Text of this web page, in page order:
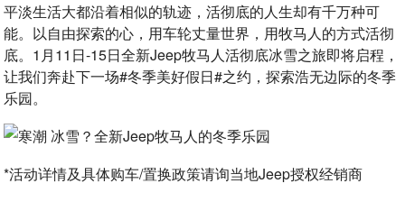
平淡生活大都沿着相似的轨迹，活彻底的人生却有千万种可
能。以自由探索的心，用车轮丈量世界，用牧马人的方式活彻
底。1月11日-15日全新Jeep牧马人活彻底冰雪之旅即将启程，
让我们奔赴下一场#冬季美好假日#之约，探索浩无边际的冬季
乐园。
*活动详情及具体购车/置换政策请询当地Jeep授权经销商